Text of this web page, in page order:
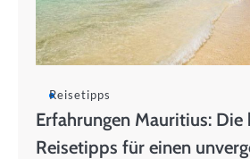
Reisetipps
Erfahrungen Mauritius: Die
Reisetipps für einen